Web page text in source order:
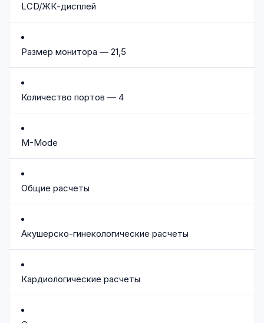
LCD/ЖК-дисплей
Размер монитора — 21,5
Количество портов — 4
M-Mode
Общие расчеты
Акушерско-гинекологические расчеты
Кардиологические расчеты